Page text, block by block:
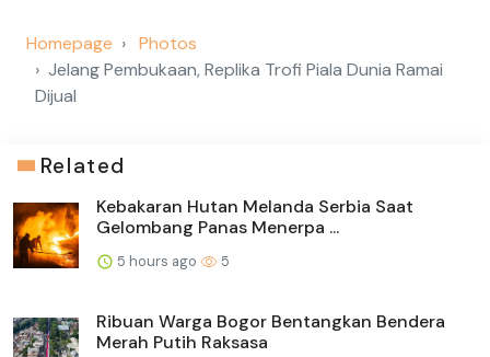
Homepage
Photos
Jelang Pembukaan, Replika Trofi Piala Dunia Ramai
Dijual
Related
Kebakaran Hutan Melanda Serbia Saat
Gelombang Panas Menerpa ...
5 hours ago 5
Ribuan Warga Bogor Bentangkan Bendera
Merah Putih Raksasa